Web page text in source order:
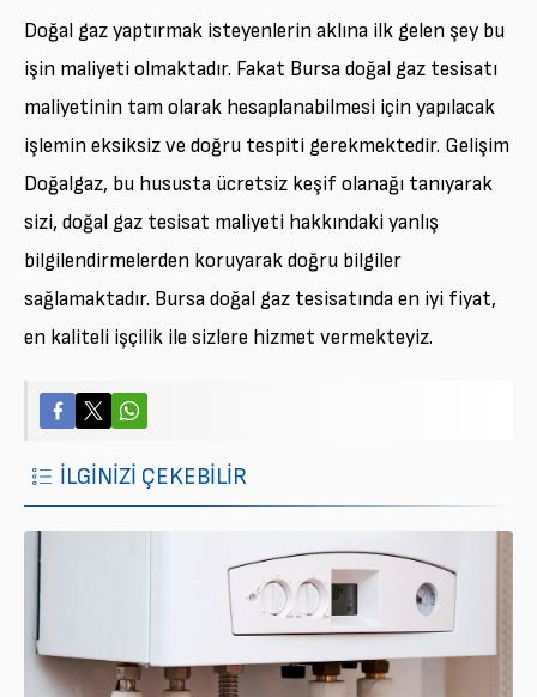
Doğal gaz yaptırmak isteyenlerin aklına ilk gelen şey bu
işin maliyeti olmaktadır. Fakat Bursa doğal gaz tesisatı
maliyetinin tam olarak hesaplanabilmesi için yapılacak
işlemin eksiksiz ve doğru tespiti gerekmektedir. Gelişim
Doğalgaz, bu hususta ücretsiz keşif olanağı tanıyarak
sizi, doğal gaz tesisat maliyeti hakkındaki yanlış
bilgilendirmelerden koruyarak doğru bilgiler
sağlamaktadır. Bursa doğal gaz tesisatında en iyi fiyat,
en kaliteli işçilik ile sizlere hizmet vermekteyiz.
İLGİNİZİ ÇEKEBİLİR